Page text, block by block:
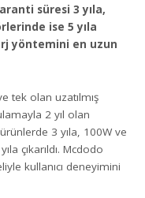
süresi 3 yıla,
ise 5 yıla
yöntemini en uzun
tek olan uzatılmış
2 yıl olan
3 yıla, 100W ve
çıkarıldı. Mcdodo
kullanıcı deneyimini